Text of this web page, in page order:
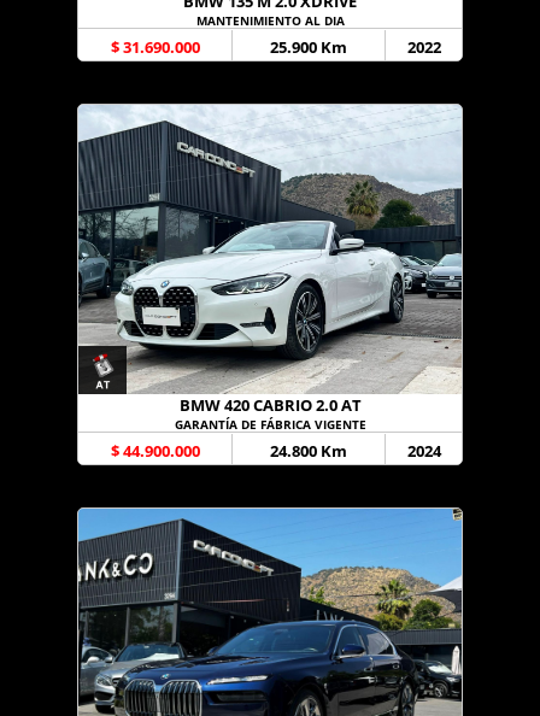
MANTENIMIENTO AL DIA
$ 31.690.000 25.900 Km 2022
BMW 420 CABRIO 2.0 AT
GARANTÍA DE FÁBRICA VIGENTE
$ 44.900.000 24.800 Km 2024